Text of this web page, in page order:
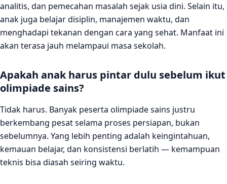
analitis, dan pemecahan masalah sejak usia dini. Selain itu,
anak juga belajar disiplin, manajemen waktu, dan
menghadapi tekanan dengan cara yang sehat. Manfaat ini
akan terasa jauh melampaui masa sekolah.
Apakah anak harus pintar dulu sebelum ikut
olimpiade sains?
Tidak harus. Banyak peserta olimpiade sains justru
berkembang pesat selama proses persiapan, bukan
sebelumnya. Yang lebih penting adalah keingintahuan,
kemauan belajar, dan konsistensi berlatih — kemampuan
teknis bisa diasah seiring waktu.